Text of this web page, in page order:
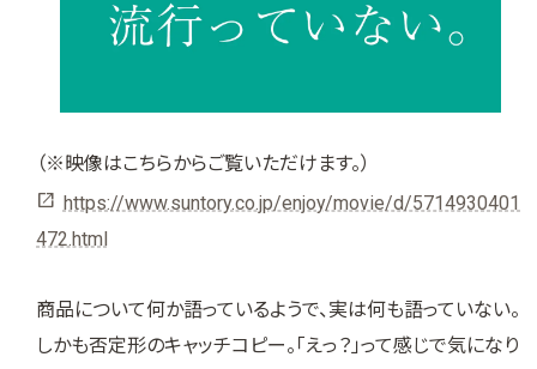
（※映像はこちらからご覧いただけます。）
https://www.suntory.co.jp/enjoy/movie/d/5714930401
472.html
商品について何か語っているようで、実は何も語っていない。
しかも否定形のキャッチコピー。「えっ？」って感じで気になり